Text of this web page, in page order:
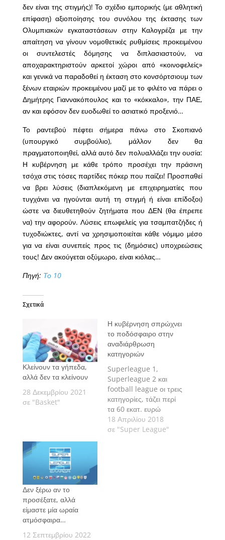
δεν είναι της στιγμής)! Το σχέδιο εμπορικής (με αθλητική
επίφαση) αξιοποίησης του συνόλου της έκτασης των
Ολυμπιακών εγκαταστάσεων στην Καλογρέζα με την
απαίτηση να γίνουν νομοθετικές ρυθμίσεις προκειμένου
οι συντελεστές δόμησης να διπλασιαστούν, να
αποχαρακτηριστούν αρκετοί χώροι από «κοινοφελείς»
και γενικά να παραδοθεί η έκταση στο κονσόρτσιουμ των
ξένων εταιριών προκειμένου μαζί με το φιλέτο να πάρει ο
Δημήτρης Γιαννακόπουλος και το «κόκκαλο», την ΠΑΕ,
αν και εφόσον δεν ευοδωθεί το ασιατικό προξενιό…
Το ραντεβού πέφτει σήμερα πάνω στο Σκοπιανό
(υπουργικό συμβούλιο), μάλλον δεν θα
πραγματοποιηθεί, αλλά αυτό δεν πολυαλλάζει την ουσία:
Η κυβέρνηση με κάθε τρόπο προσέχει την πράσινη
τσόχα στις τόσες παρτίδες πόκερ που παίζει! Προσπαθεί
να βρει λύσεις (διαπλεκόμενη με επιχειρηματίες που
τυγχάνει να ηγούνται αυτή τη στιγμή ή είναι επίδοξοι)
ώστε να διευθετηθούν ζητήματα που ΔΕΝ (θα έπρεπε
να) την αφορούν. Λύσεις επωφελείς για τσαμπατζήδες ή
τυχοδιώκτες, αντί να χρησιμοποιείται κάθε νόμιμο μέσο
για να είναι συνεπείς προς τις (δημόσιες) υποχρεώσεις
τους! Δεν ακούγεται οξύμωρο, είναι κιόλας…
Πηγή: Το 10
Σχετικά
Κλείνουν τα γήπεδα,
αλλά δεν τα κλείνουν
28 Δεκεμβρίου 2021
σε "Basket"
Η κυβέρνηση σπρώχνει
το ποδόσφαιρο στην
αναδιάρθρωση
κατηγοριών
Superleague 1,
Superleague 2 και
football league οι τρεις
κατηγορίες, τάζει περί
τα 60 εκατ. ευρώ
ετησίως στις 36 ομάδες
μέσω ΕΡΤ ο
18 Απριλίου 2018
σε "Super League"
Δεν ξέρω αν το
προσέξατε, αλλά
είμαστε μία ωραία
ατμόσφαιρα…
12 Σεπτεμβρίου 2022